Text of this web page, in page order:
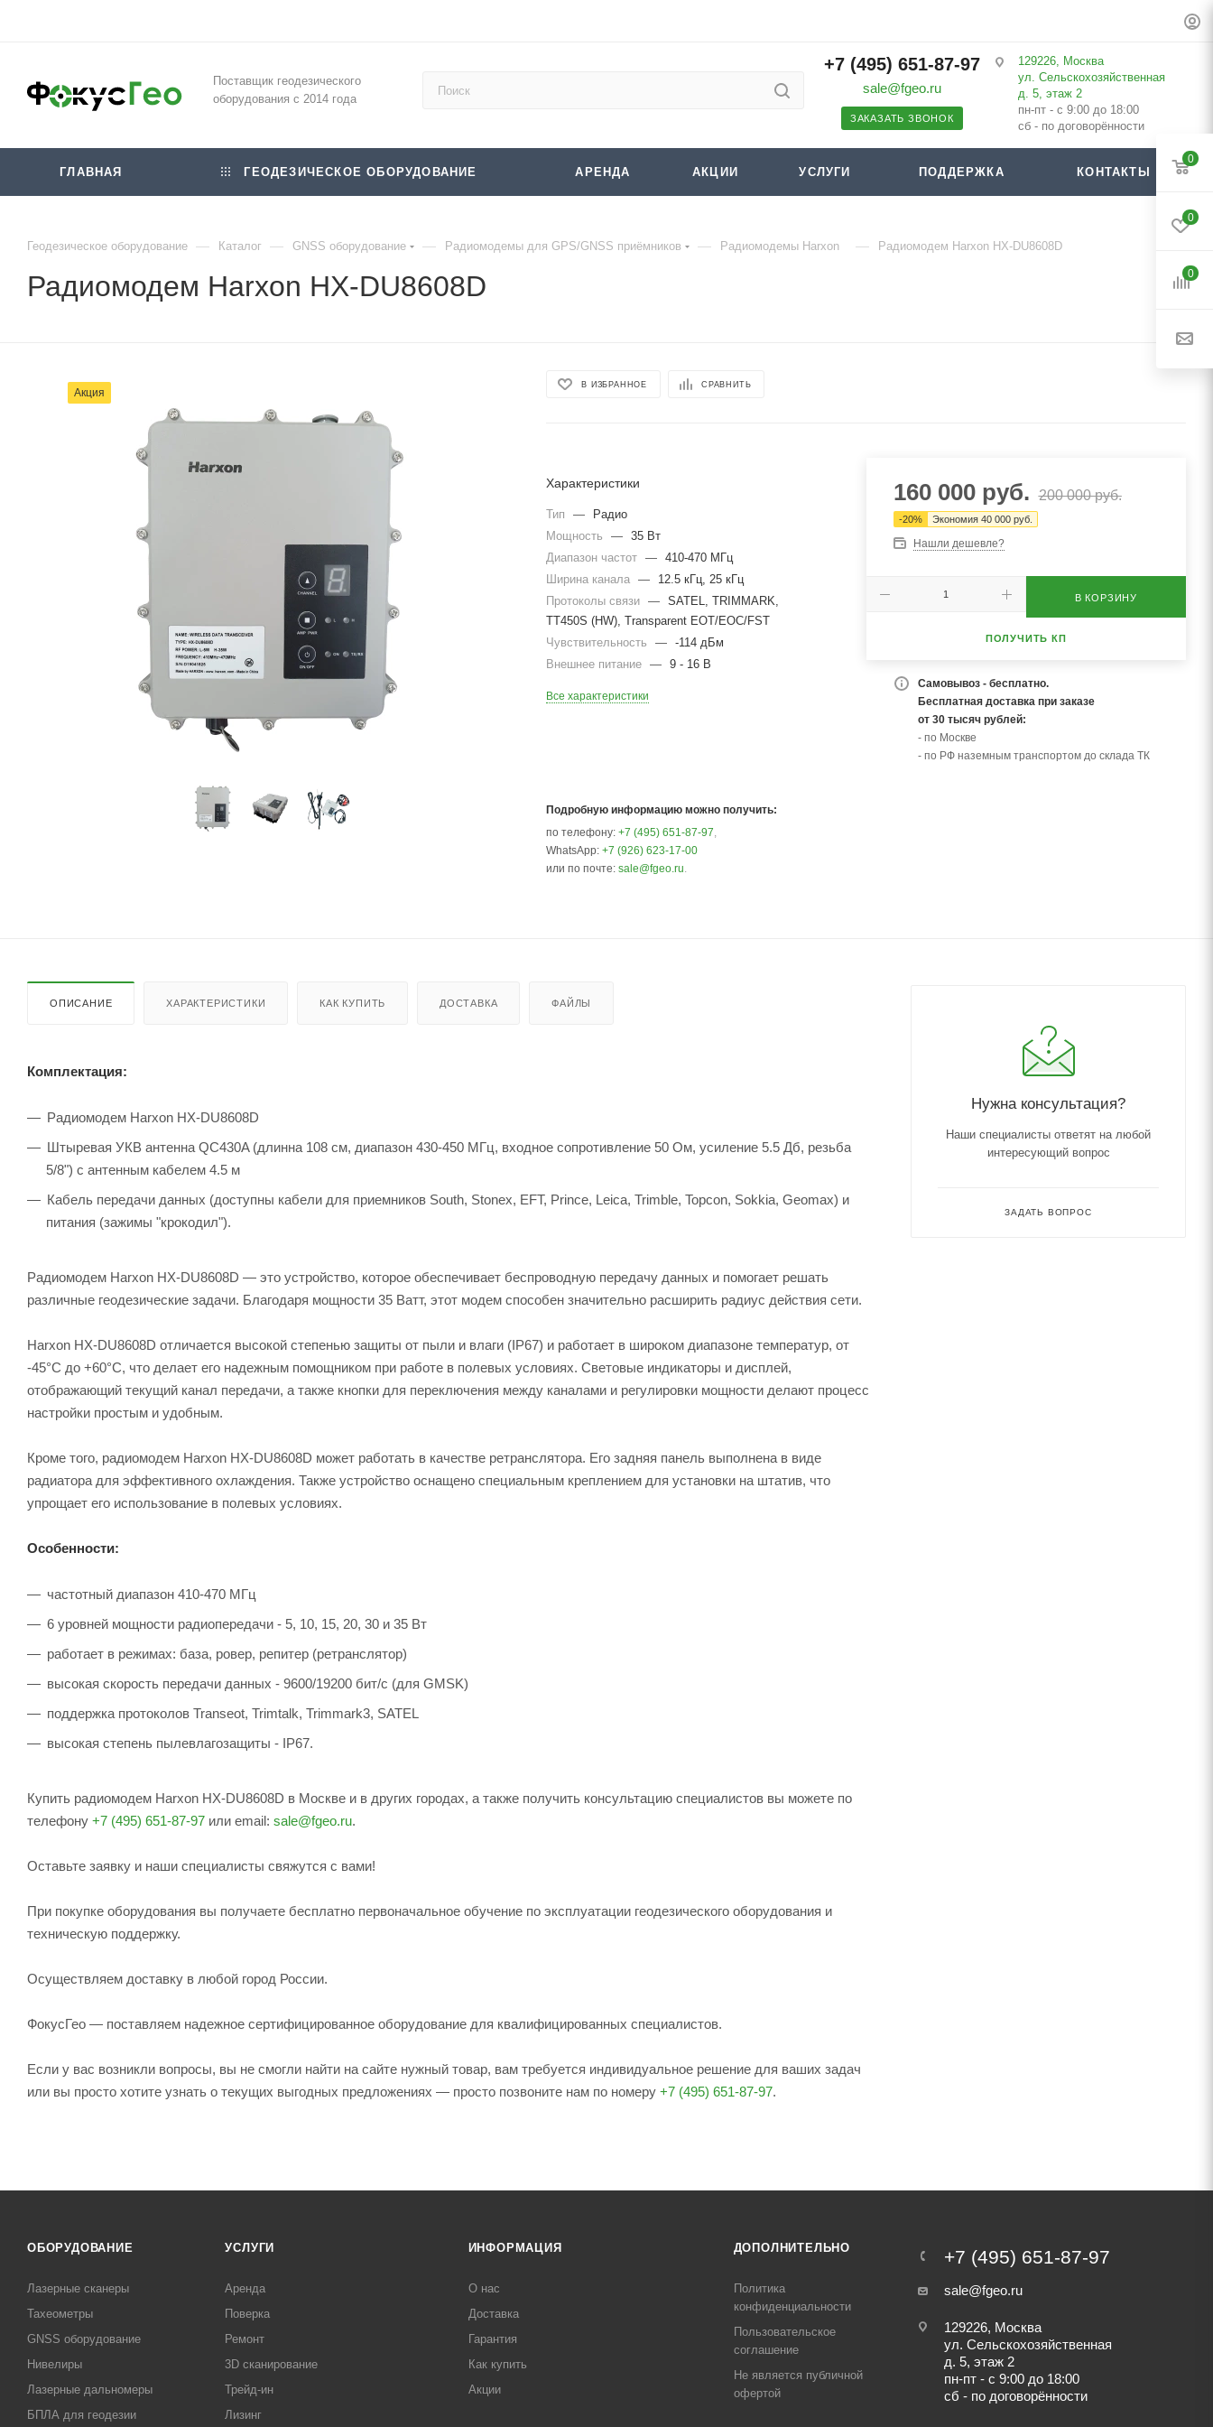
Поставщик геодезического
оборудования с 2014 года
+7 (495) 651-87-97
sale@fgeo.ru
ЗАКАЗАТЬ ЗВОНОК
129226, Москва
ул. Сельскохозяйственная
д. 5, этаж 2
пн-пт - с 9:00 до 18:00
сб - по договорённости
ГЛАВНАЯ ГЕОДЕЗИЧЕСКОЕ ОБОРУДОВАНИЕ АРЕНДА АКЦИИ УСЛУГИ ПОДДЕРЖКА КОНТАКТЫ
Геодезическое оборудование — Каталог — GNSS оборудование — Радиомодемы для GPS/GNSS приёмников — Радиомодемы Harxon — Радиомодем Harxon HX-DU8608D
Радиомодем Harxon HX-DU8608D
Акция
В ИЗБРАННОЕ СРАВНИТЬ
Характеристики
Тип —
Радио
Мощность
—
35 Вт
Диапазон частот
—
410-470 МГц
Ширина канала
—
12.5 кГц, 25 кГц
Протоколы связи
—
SATEL, TRIMMARK,
TT450S (HW), Transparent EOT/EOC/FST
Чувствительность
—
-114 дБм
Внешнее питание
— 9 - 16 В
Все характеристики
160 000руб. 200 000руб.
-20% Экономия 40 000руб.
Нашли дешевле?
В КОРЗИНУ
ПОЛУЧИТЬ КП
Самовывоз - бесплатно.
Бесплатная доставка при заказе
от 30 тысяч рублей:
- по Москве
- по РФ наземным транспортом до склада ТК
Подробную информацию можно получить:
по телефону:+7 (495) 651-87-97,
WhatsApp:+7 (926) 623-17-00
или по почте:sale@fgeo.ru.
ОПИСАНИЕ ХАРАКТЕРИСТИКИ КАК КУПИТЬ ДОСТАВКА ФАЙЛЫ
Комплектация:
Радиомодем Harxon HX-DU8608D
Штыревая УКВ антенна QC430A (длинна 108 см, диапазон 430-450 МГц, входное сопротивление 50 Ом, усиление 5.5 Дб, резьба
5/8") с антенным кабелем 4.5 м
Кабель передачи данных (доступны кабели для приемников South, Stonex, EFT, Prince, Leica, Trimble, Topcon, Sokkia, Geomax) и
питания (зажимы "крокодил").
Радиомодем Harxon HX-DU8608D — это устройство, которое обеспечивает беспроводную передачу данных и помогает решать
различные геодезические задачи. Благодаря мощности 35 Ватт, этот модем способен значительно расширить радиус действия сети.
Harxon HX-DU8608D отличается высокой степенью защиты от пыли и влаги (IP67) и работает в широком диапазоне температур, от
-45°C до +60°C, что делает его надежным помощником при работе в полевых условиях. Световые индикаторы и дисплей,
отображающий текущий канал передачи, а также кнопки для переключения между каналами и регулировки мощности делают процесс
настройки простым и удобным.
Кроме того, радиомодем Harxon HX-DU8608D может работать в качестве ретранслятора. Его задняя панель выполнена в виде
радиатора для эффективного охлаждения. Также устройство оснащено специальным креплением для установки на штатив, что
упрощает его использование в полевых условиях.
Особенности:
частотный диапазон 410-470 МГц
6 уровней мощности радиопередачи - 5, 10, 15, 20, 30 и 35 Вт
работает в режимах: база, ровер, репитер (ретранслятор)
высокая скорость передачи данных - 9600/19200 бит/с (для GMSK)
поддержка протоколов Transeot, Trimtalk, Trimmark3, SATEL
высокая степень пылевлагозащиты - IP67.
Купить радиомодем Harxon HX-DU8608D в Москве и в других городах, а также получить консультацию специалистов вы можете по
телефону +7 (495) 651-87-97 или email: sale@fgeo.ru.
Оставьте заявку и наши специалисты свяжутся с вами!
При покупке оборудования вы получаете бесплатно первоначальное обучение по эксплуатации геодезического оборудования и
техническую поддержку.
Осуществляем доставку в любой город России.
ФокусГео — поставляем надежное сертифицированное оборудование для квалифицированных специалистов.
Если у вас возникли вопросы, вы не смогли найти на сайте нужный товар, вам требуется индивидуальное решение для ваших задач
или вы просто хотите узнать о текущих выгодных предложениях — просто позвоните нам по номеру +7 (495) 651-87-97.
Нужна консультация?
Наши специалисты ответят на любой
интересующий вопрос
ЗАДАТЬ ВОПРОС
ОБОРУДОВАНИЕ
Лазерные сканеры
Тахеометры
GNSS оборудование
Нивелиры
Лазерные дальномеры
БПЛА для геодезии
УСЛУГИ
Аренда
Поверка
Ремонт
3D сканирование
Трейд-ин
Лизинг
ИНФОРМАЦИЯ
О нас
Доставка
Гарантия
Как купить
Акции
ДОПОЛНИТЕЛЬНО
Политика
конфиденциальности
Пользовательское
соглашение
Не является публичной
офертой
+7 (495) 651-87-97
sale@fgeo.ru
129226, Москва
ул. Сельскохозяйственная
д. 5, этаж 2
пн-пт - с 9:00 до 18:00
сб - по договорённости
0
0
0